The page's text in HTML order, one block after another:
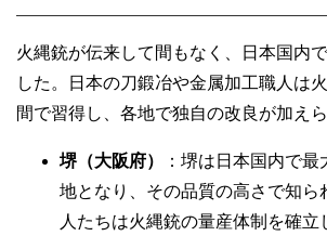
火縄銃が伝来して間もなく、日本国内
した。日本の刀鍛冶や金属加工職人は
間で習得し、各地で独自の改良が加えら
堺（大阪府）
：堺は日本国内で
地となり、その品質の高さで知ら
人たちは火縄銃の量産体制を確立